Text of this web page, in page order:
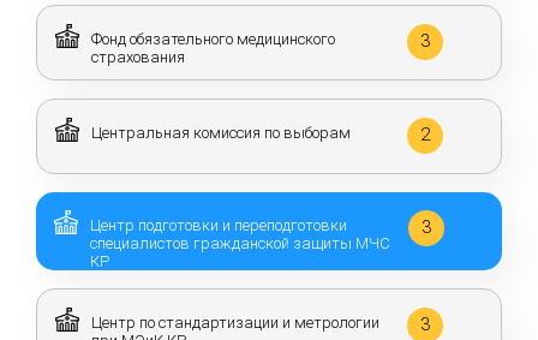
Фонд обязательного медицинского
страхования
3
Центральная комиссия по выборам 2
Центр подготовки и переподготовки
специалистов гражданской защиты МЧС
КР
3
Центр по стандартизации и метрологии
3